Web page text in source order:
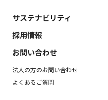
サステナビリティ
採用情報
お問い合わせ
法人の方のお問い合わせ
よくあるご質問